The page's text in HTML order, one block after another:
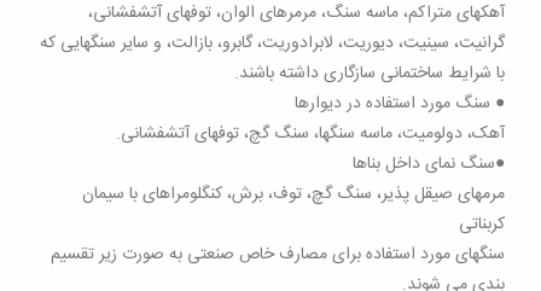
آهکهای متراکم، ماسه سنگ، مرمرهای الوان، توفهای آتشفشانی،
گرانیت، سینیت، دیوریت، لابرادوریت، گابرو، بازالت، و سایر سنگهایی که
با شرایط ساختمانی سازگاری داشته باشند.
● سنگ مورد استفاده در دیوارها
آهک، دولومیت، ماسه سنگها، سنگ گچ، توفهای آتشفشانی.
●سنگ نمای داخل بناها
مرمهای صیقل پذیر، سنگ گچ، توف، برش، کنگلومراهای با سیمان
کربناتی
سنگهای مورد استفاده برای مصارف خاص صنعتی به صورت زیر تقسیم
بندی می شوند.